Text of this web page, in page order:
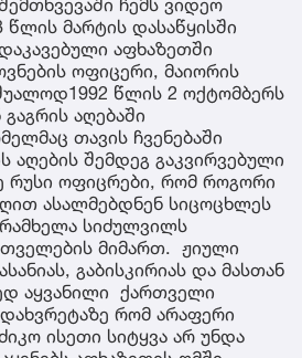
წლის მარტის დასაწყისში
აფხაზეთში
ოფიცერი, მაიორის
წლის 2 ოქტომბერს
აღებაში
თავის ჩვენებაში
აღების შემდეგ გაკვირვებული
რუსი ოფიცრები, რომ როგორი
ასალმებდნენ სიცოცხლეს
სიძულვილს
მიმართ. ჟიული
გაბისკირიას და მასთან
აყვანილი ქართველი
რომ არაფერი
ისეთი სიტყვა არ უნდა